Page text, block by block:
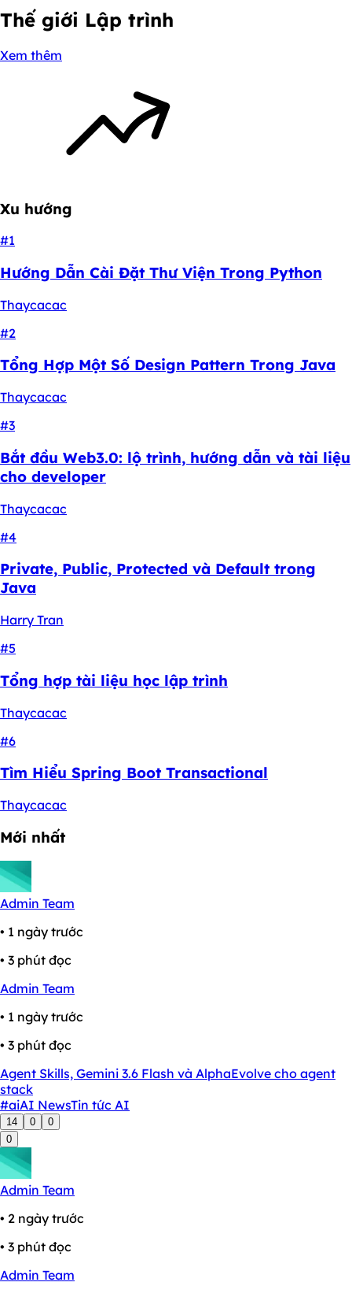
Thế giới Lập trình
Xem thêm
Xu hướng
#1
Hướng Dẫn Cài Đặt Thư Viện Trong Python
Thaycacac
#2
Tổng Hợp Một Số Design Pattern Trong Java
Thaycacac
#3
Bắt đầu Web3.0: lộ trình, hướng dẫn và tài liệu
cho developer
Thaycacac
#4
Private, Public, Protected và Default trong
Java
Harry Tran
#5
Tổng hợp tài liệu học lập trình
Thaycacac
#6
Tìm Hiểu Spring Boot Transactional
Thaycacac
Mới nhất
Admin Team
• 1 ngày trước
• 3 phút đọc
Admin Team
• 1 ngày trước
• 3 phút đọc
Agent Skills, Gemini 3.6 Flash và AlphaEvolve cho agent
stack
#aiAI NewsTin tức AI
14 0
0
0
Admin Team
• 2 ngày trước
• 3 phút đọc
Admin Team